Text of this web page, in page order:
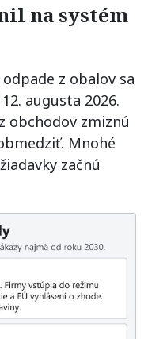
na systém
z obalov sa
augusta 2026.
obchodov zmiznú
Mnohé
začnú